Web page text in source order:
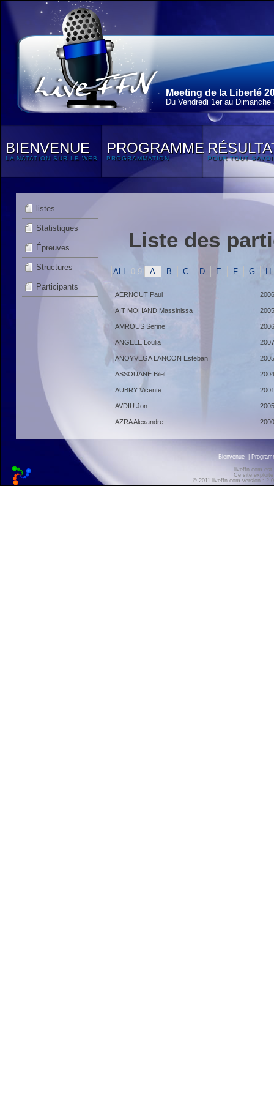
Meeting de la Liberté
Du Vendredi 1erau Dimanche
BIENVENUE
LA NATATION SUR LE WEB
PROGRAMME
PROGRAMMATION POUR TOUT
listes
Statistiques
Épreuves
Structures
Participants
Liste des
ALL 0-9 A B C D E F G H
AERNOUT Paul 2006
AIT MOHAND Massinissa 2005
AMROUS Serine 2006
ANGELE Loulia 2007
ANOYVEGA LANCON Esteban 2005
ASSOUANE Bilel 2004
AUBRY Vicente 2001
AVDIU Jon 2005
AZRA Alexandre 2000
Bienvenue
liveffn.com est
Ce site
© 2011 liveffn.com version :